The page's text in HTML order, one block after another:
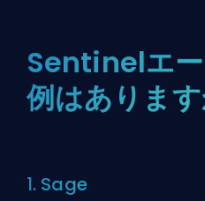
Sentinelエ
例はあります
1. Sage